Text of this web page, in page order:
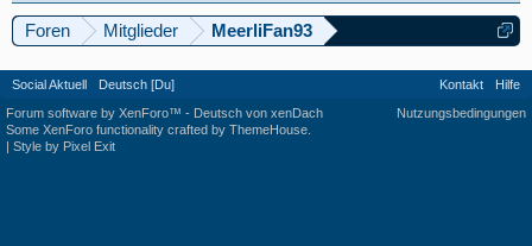
Foren Mitglieder MeerliFan93
Social Aktuell Deutsch [Du] Kontakt
Hilfe
Nutzungsbedingungen
Forum software by XenForo™ - Deutsch von xenDach
Some XenForo functionality crafted by ThemeHouse
| Style by Pixel Exit